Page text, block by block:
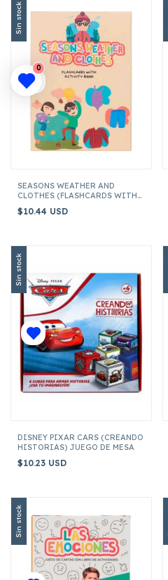
Sin stock
SEASONS WEATHER AND
CLOTHES (FLASHCARDS WITH
$10.44 USD
Sin stock
DISNEY PIXAR CARS (CREANDO
HISTORIAS) JUEGO DE MESA
$10.23 USD
Sin stock
0